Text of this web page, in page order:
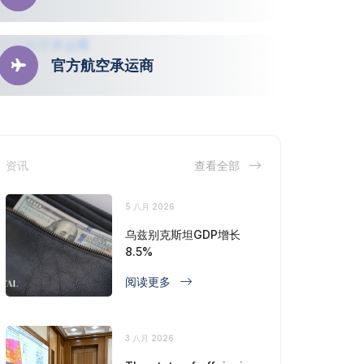
官方航空承运商
资讯 查看全部
5 八月 2026
乌兹别克斯坦GDP增长
8.5%
阅读更多
3 八月 2026